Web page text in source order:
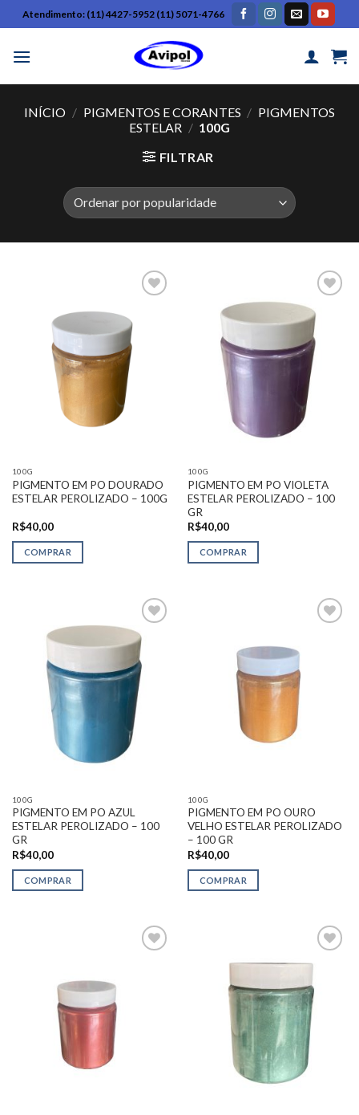
Pular
para
Atendimento: (11) 4427-5952 (11) 5071-4766
INÍCIO / PIGMENTOS E CORANTES / PIGMENTOS
ESTELAR / 100G
FILTRAR
na Lista
Desejos
100G
PIGMENTO EM PO DOURADO
ESTELAR PEROLIZADO – 100G
R$40,00
COMPRAR
Adicionar
na Lista
de
Desejos
100G
PIGMENTO EM PO VIOLETA
ESTELAR PEROLIZADO – 100
GR
R$40,00
COMPRAR
Adicionar
na Lista
de
Desejos
100G
PIGMENTO EM PO AZUL
ESTELAR PEROLIZADO – 100
GR
R$40,00
COMPRAR
100G
PIGMENTO EM PO OURO
VELHO ESTELAR PEROLIZADO
– 100 GR
R$40,00
COMPRAR
Adicionar
de
Desejos